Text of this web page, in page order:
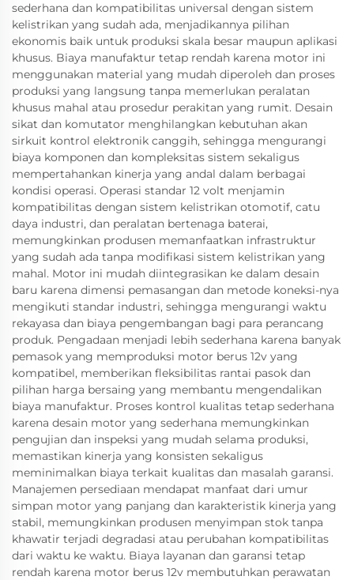
sederhana dan kompatibilitas universal dengan sistem
kelistrikan yang sudah ada, menjadikannya pilihan
ekonomis baik untuk produksi skala besar maupun aplikasi
khusus. Biaya manufaktur tetap rendah karena motor ini
menggunakan material yang mudah diperoleh dan proses
produksi yang langsung tanpa memerlukan peralatan
khusus mahal atau prosedur perakitan yang rumit. Desain
sikat dan komutator menghilangkan kebutuhan akan
sirkuit kontrol elektronik canggih, sehingga mengurangi
biaya komponen dan kompleksitas sistem sekaligus
mempertahankan kinerja yang andal dalam berbagai
kondisi operasi. Operasi standar 12 volt menjamin
kompatibilitas dengan sistem kelistrikan otomotif, catu
daya industri, dan peralatan bertenaga baterai,
memungkinkan produsen memanfaatkan infrastruktur
yang sudah ada tanpa modifikasi sistem kelistrikan yang
mahal. Motor ini mudah diintegrasikan ke dalam desain
baru karena dimensi pemasangan dan metode koneksi-nya
mengikuti standar industri, sehingga mengurangi waktu
rekayasa dan biaya pengembangan bagi para perancang
produk. Pengadaan menjadi lebih sederhana karena banyak
pemasok yang memproduksi motor berus 12v yang
kompatibel, memberikan fleksibilitas rantai pasok dan
pilihan harga bersaing yang membantu mengendalikan
biaya manufaktur. Proses kontrol kualitas tetap sederhana
karena desain motor yang sederhana memungkinkan
pengujian dan inspeksi yang mudah selama produksi,
memastikan kinerja yang konsisten sekaligus
meminimalkan biaya terkait kualitas dan masalah garansi.
Manajemen persediaan mendapat manfaat dari umur
simpan motor yang panjang dan karakteristik kinerja yang
stabil, memungkinkan produsen menyimpan stok tanpa
khawatir terjadi degradasi atau perubahan kompatibilitas
dari waktu ke waktu. Biaya layanan dan garansi tetap
rendah karena motor berus 12v membutuhkan perawatan